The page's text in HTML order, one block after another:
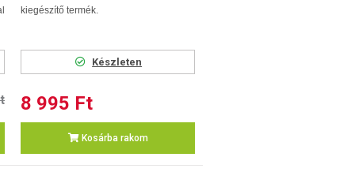
kiegészítő termék.
Készleten
8 995 Ft
Kosárba rakom